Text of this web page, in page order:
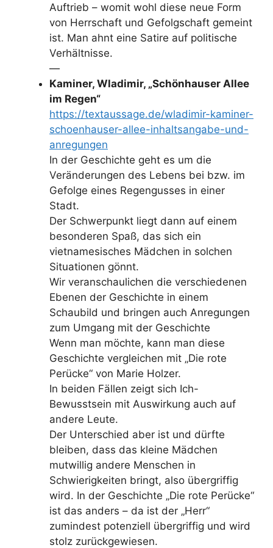
Auftrieb – womit wohl diese neue Form
von Herrschaft und Gefolgschaft gemeint
ist. Man ahnt eine Satire auf politische
Verhältnisse.
—
Kaminer, Wladimir, „Schönhauser Allee
im Regen“
https://textaussage.de/wladimir-kaminer-
schoenhauser-allee-inhaltsangabe-und-
anregungen
In der Geschichte geht es um die
Veränderungen des Lebens bei bzw. im
Gefolge eines Regengusses in einer
Stadt.
Der Schwerpunkt liegt dann auf einem
besonderen Spaß, das sich ein
vietnamesisches Mädchen in solchen
Situationen gönnt.
Wir veranschaulichen die verschiedenen
Ebenen der Geschichte in einem
Schaubild und bringen auch Anregungen
zum Umgang mit der Geschichte
Wenn man möchte, kann man diese
Geschichte vergleichen mit „Die rote
Perücke“ von Marie Holzer.
In beiden Fällen zeigt sich Ich-
Bewusstsein mit Auswirkung auch auf
andere Leute.
Der Unterschied aber ist und dürfte
bleiben, dass das kleine Mädchen
mutwillig andere Menschen in
Schwierigkeiten bringt, also übergriffig
wird. In der Geschichte „Die rote Perücke“
ist das anders – da ist der „Herr“
zumindest potenziell übergriffig und wird
stolz zurückgewiesen.